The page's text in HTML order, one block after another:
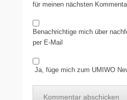
für meinen nächsten
Benachrichtige mich über
per E-Mail
Ja, füge mich zum UMIWO